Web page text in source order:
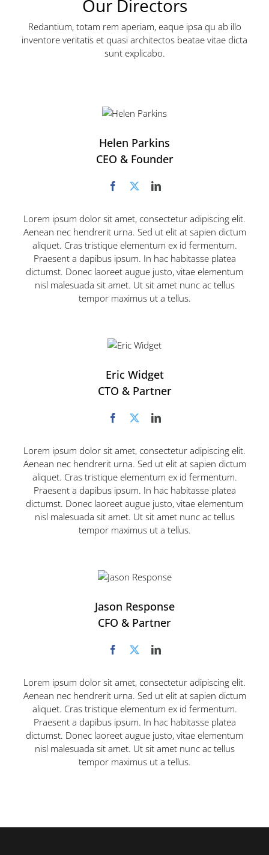
Our Directors
Redantium, totam rem aperiam, eaque ipsa qu ab illo
inventore veritatis et quasi architectos beatae vitae dicta
sunt explicabo.
Helen Parkins
CEO & Founder
Lorem ipsum dolor sit amet, consectetur adipiscing elit.
Aenean nec hendrerit urna. Sed ut elit at sapien dictum
aliquet. Cras tristique elementum ex id fermentum.
Praesent a dapibus ipsum. In hac habitasse platea
dictumst. Donec laoreet augue justo, vitae elementum
nisl malesuada sit amet. Ut sit amet nunc ac tellus
tempor maximus ut a tellus.
Eric Widget
CTO & Partner
Lorem ipsum dolor sit amet, consectetur adipiscing elit.
Aenean nec hendrerit urna. Sed ut elit at sapien dictum
aliquet. Cras tristique elementum ex id fermentum.
Praesent a dapibus ipsum. In hac habitasse platea
dictumst. Donec laoreet augue justo, vitae elementum
nisl malesuada sit amet. Ut sit amet nunc ac tellus
tempor maximus ut a tellus.
Jason Response
CFO & Partner
Lorem ipsum dolor sit amet, consectetur adipiscing elit.
Aenean nec hendrerit urna. Sed ut elit at sapien dictum
aliquet. Cras tristique elementum ex id fermentum.
Praesent a dapibus ipsum. In hac habitasse platea
dictumst. Donec laoreet augue justo, vitae elementum
nisl malesuada sit amet. Ut sit amet nunc ac tellus
tempor maximus ut a tellus.